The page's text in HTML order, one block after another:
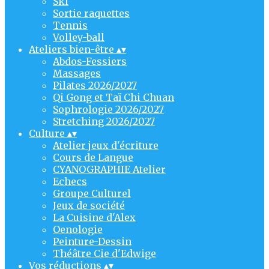
Sortie raquettes
Tennis
Volley-ball
Ateliers bien-être ▴▾
Abdos-Fessiers
Massages
Pilates 2026/2027
Qi Gong et Taï Chi Chuan
Sophrologie 2026/2027
Stretching 2026/2027
Culture ▴▾
Atelier jeux d'écriture
Cours de Langue
CYANOGRAPHIE Atelier
Echecs
Groupe Culturel
Jeux de société
La Cuisine d'Alex
Oenologie
Peinture-Dessin
Théâtre Cie d'Edwige
Vos réductions ▴▾